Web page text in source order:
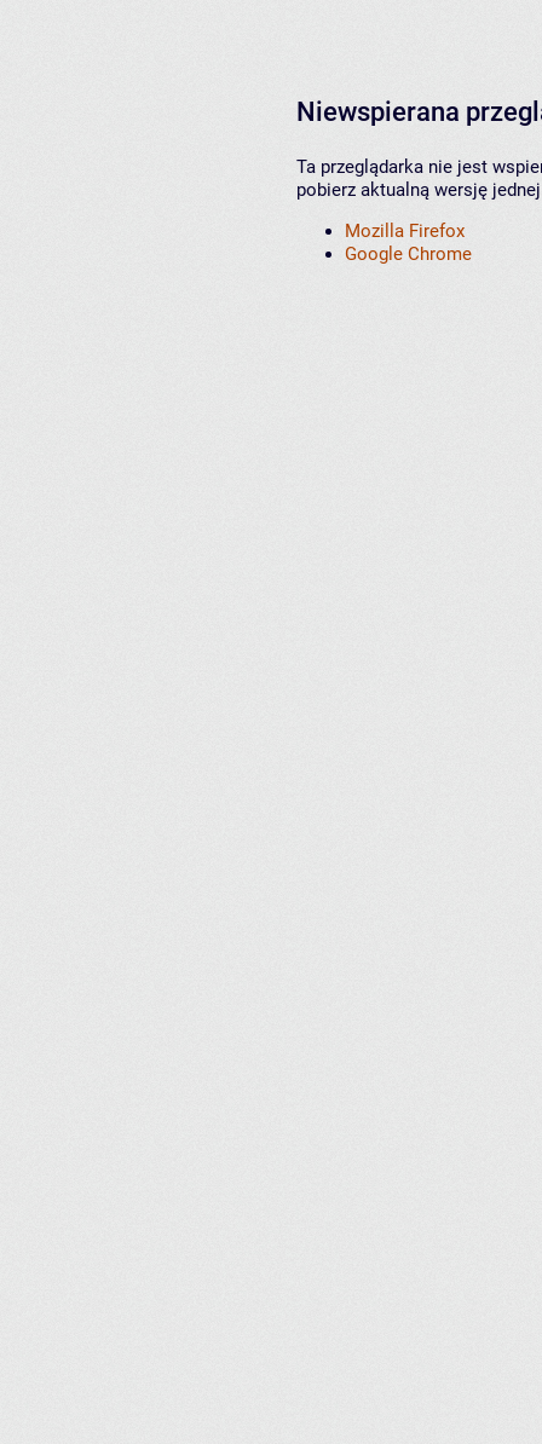
Niewspierana
Ta przeglądarka nie jest
pobierz aktualną wersję
Mozilla Firefox
Google Chrome